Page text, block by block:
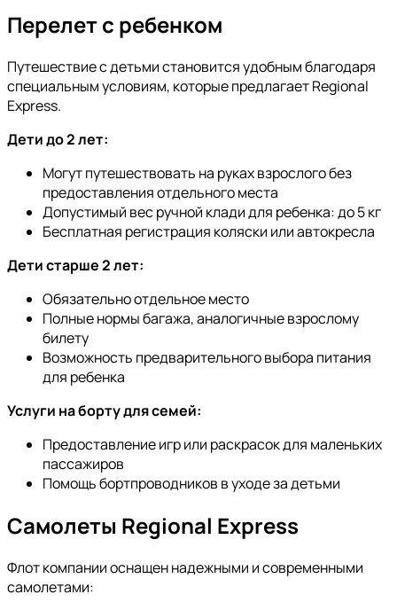
Перелет с ребенком
Путешествие с детьми становится удобным благодаря
специальным условиям, которые предлагает Regional
Express.
Дети до 2 лет:
Могут путешествовать на руках взрослого без
предоставления отдельного места
Допустимый вес ручной клади для ребенка: до 5 кг
Бесплатная регистрация коляски или автокресла
Дети старше 2 лет:
Обязательно отдельное место
Полные нормы багажа, аналогичные взрослому
билету
Возможность предварительного выбора питания
для ребенка
Услуги на борту для семей:
Предоставление игр или раскрасок для маленьких
пассажиров
Помощь бортпроводников в уходе за детьми
Самолеты Regional Express
Флот компании оснащен надежными и современными
самолетами: